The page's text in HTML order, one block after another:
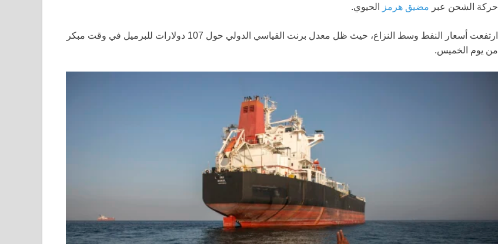
حركة الشحن عبر مضيق هرمز الحيوي.
ارتفعت أسعار النفط وسط النزاع، حيث ظل معدل برنت القياسي الدولي حول 107 دولارات للبرميل في وقت مبكر
من يوم الخميس.